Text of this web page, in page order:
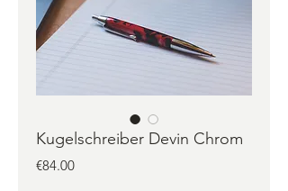
Kugelschreiber Devin Chrom
€84.00Price